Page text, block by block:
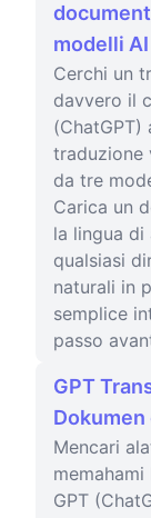
modelli AI
Cerchi un
davvero il
(ChatGPT)
traduzione
da tre
Carica un
la lingua
qualsiasi
naturali in
semplice
passo
GPT
Mencari
GPT